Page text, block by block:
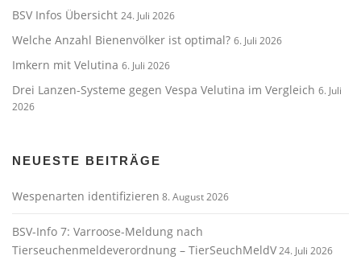
BSV Infos Übersicht 24. Juli 2026
Welche Anzahl Bienenvölker ist optimal? 6. Juli 2026
Imkern mit Velutina 6. Juli 2026
Drei Lanzen-Systeme gegen Vespa Velutina im Vergleich 6. Juli
2026
NEUESTE BEITRÄGE
Wespenarten identifizieren 8. August 2026
BSV-Info 7: Varroose-Meldung nach
Tierseuchenmeldeverordnung – TierSeuchMeldV24. Juli 2026